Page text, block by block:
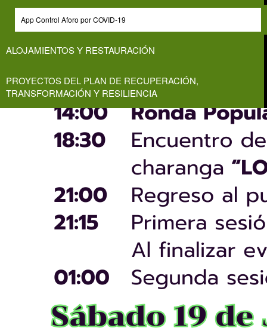
App Control Aforo por COVID-19
ALOJAMIENTOS Y RESTAURACIÓN
PROYECTOS DEL PLAN DE RECUPERACIÓN,
TRANSFORMACIÓN Y RESILIENCIA